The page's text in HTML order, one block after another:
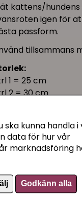
ska kunna handla i
data för hur vår
marknadsföring
Godkänn alla
kattens/
igen för
passform.
tillsammans
1 = 25 cm
2 = 30 cm
95 kr
I lager, leveranstid
Kategorier: